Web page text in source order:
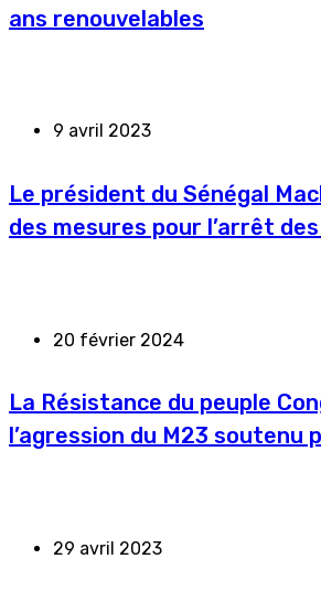
ans renouvelables
9 avril 2023
Le président du Sénégal
des mesures pour l’arrêt
20 février 2024
La Résistance du peuple
l’agression du M23 soutenu
29 avril 2023